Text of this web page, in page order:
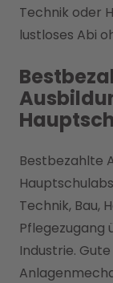
Technik oder
lustloses Abi
Bestbezahlte
Technik, Bau,
Pflegezugang
Industrie.